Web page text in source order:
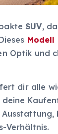
SUV,
Modell
Optik und
dir alle
Verhältnis.